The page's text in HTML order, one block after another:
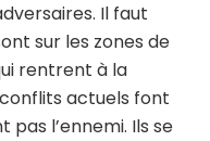
Il faut
sur les zones de
rentrent à la
actuels font
pas l’ennemi. Ils se